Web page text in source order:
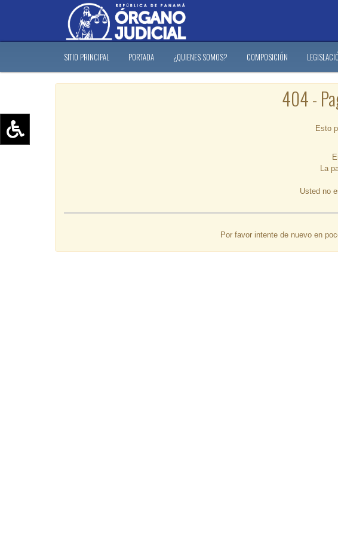
Aumentar texto (+)
Escala de grises
SITIO PRINCIPAL PORTADA ¿QUIENES SOMOS? COMPOSICIÓN
404 -
Esto
La
Usted no
Por favor intente de nuevo en